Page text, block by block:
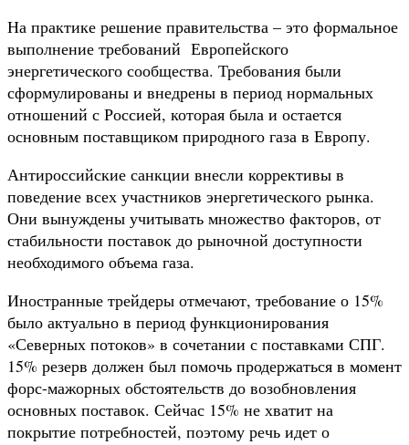
На практике решение правительства – это формальное
выполнение требований Европейского
энергетического сообщества. Требования были
сформулированы и внедрены в период нормальных
отношений с Россией, которая была и остается
основным поставщиком природного газа в Европу.
Антироссийские санкции внесли коррективы в
поведение всех участников энергетического рынка.
Они вынуждены учитывать множество факторов, от
стабильности поставок до рыночной доступности
необходимого объема газа.
Иностранные трейдеры отмечают, требование о 15%
было актуально в период функционирования
«Северных потоков» в сочетании с поставками СПГ.
15% резерв должен был помочь продержаться в момент
форс-мажорных обстоятельств до возобновления
основных поставок. Сейчас 15% не хватит на
покрытие потребностей, поэтому речь идет о